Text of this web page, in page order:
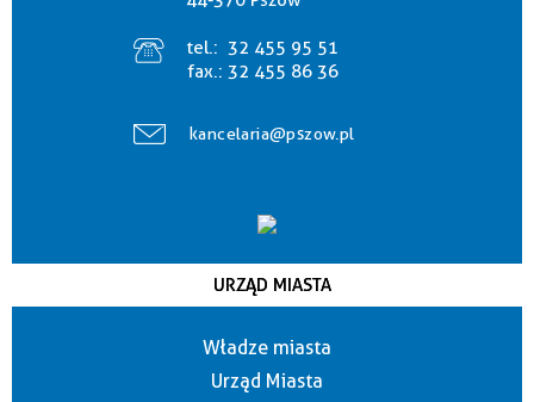
tel.: 32 455 95 51
fax.: 32 455 86 36
kancelaria@pszow.pl
URZĄD MIASTA
Władze miasta
Urząd Miasta